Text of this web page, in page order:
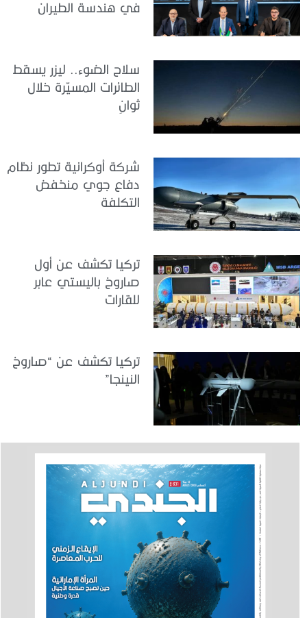
في هندسة الطيران
سلاح الضوء.. ليزر يسقط
الطائرات المسيّرة خلال
ثوانٍ
شركة أوكرانية تطور نظام
دفاع جوي منخفض
التكلفة
تركيا تكشف عن أول
صاروخ باليستي عابر
للقارات
تركيا تكشف عن “صاروخ
النينجا”